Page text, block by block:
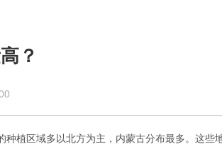
？
植区域多以北方为主，内蒙古分布最多。这些